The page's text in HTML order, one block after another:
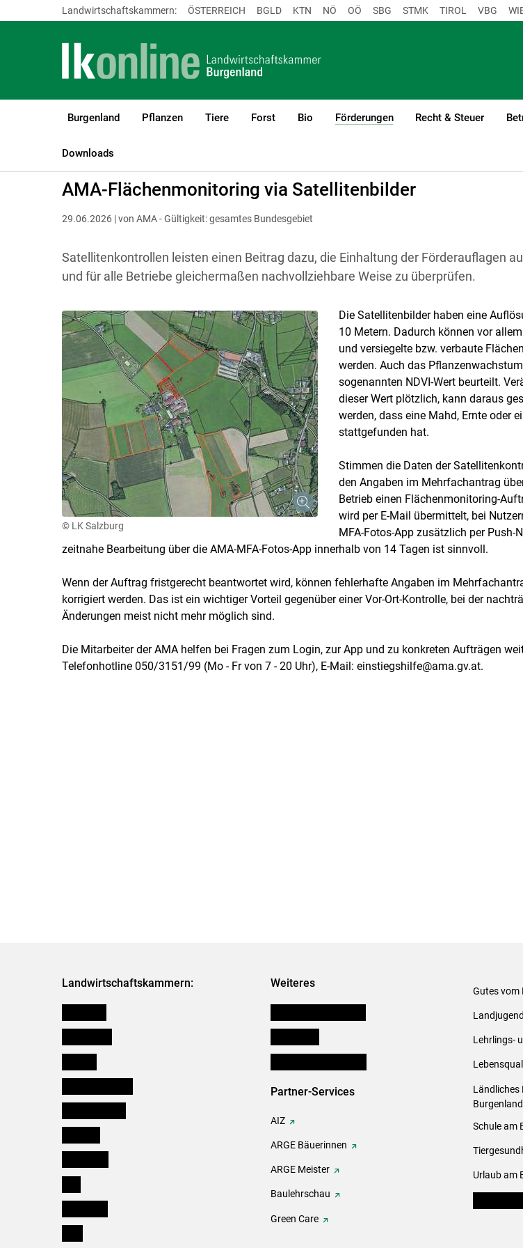
Skip to main
Landwirtschaftskammern: ÖSTERREICH BGLD KTN NÖ OÖ SBG STMK TIROL VBG
Burgenland Pflanzen Tiere Forst Bio Förderungen
(current)1
Recht & Steuer
Downloads
LK Burgenland
AMA-Flächenmonitoring via Satellitenbilder
29.06.2026 | von AMA - Gültigkeit: gesamtes Bundesgebiet
Satellitenkontrollen leisten einen Beitrag dazu, die Einhaltung der Förderauflagen
und für alle Betriebe gleichermaßen nachvollziehbare Weise zu überprüfen.
© LK Salzburg
Die Satellitenbilder haben eine
10 Metern. Dadurch können vor
und versiegelte bzw. verbaute
werden. Auch das
sogenannten NDVI-Wert beurteilt.
dieser Wert plötzlich, kann daraus
werden, dass eine Mahd, Ernte oder
stattgefunden hat.
Stimmen die Daten der
den Angaben im Mehrfachantrag
Betrieb einen Flächenmonitoring-
wird per E-Mail übermittelt, bei
MFA-Fotos-App zusätzlich per Push-
zeitnahe Bearbeitung über die AMA-MFA-Fotos-App innerhalb von 14 Tagen ist sinnvoll.
Wenn der Auftrag fristgerecht beantwortet wird, können fehlerhafte Angaben im
korrigiert werden. Das ist ein wichtiger Vorteil gegenüber einer Vor-Ort-Kontrolle, bei der
Änderungen meist nicht mehr möglich sind.
Die Mitarbeiter der AMA helfen bei Fragen zum Login, zur App und zu konkreten Aufträgen
Telefonhotline 050/3151/99 (Mo - Fr von 7 - 20 Uhr), E-Mail: einstiegshilfe@ama.gv.at.
Landwirtschaftskammern: Weiteres
Partner-Services
AIZ
ARGE Bäuerinnen
ARGE Meister
Baulehrschau
Green Care
Gutes vom
Lehrlings-
Burgenland
Schule am
Urlaub am